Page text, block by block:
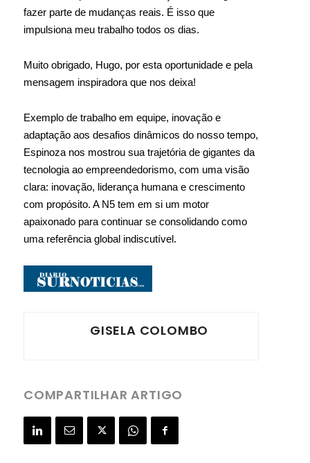
fazer parte de mudanças reais. É isso que
impulsiona meu trabalho todos os dias.
Muito obrigado, Hugo, por esta oportunidade e pela
mensagem inspiradora que nos deixa!
Exemplo de trabalho em equipe, inovação e
adaptação aos desafios dinâmicos do nosso tempo,
Espinoza nos mostrou sua trajetória de gigantes da
tecnologia ao empreendedorismo, com uma visão
clara: inovação, liderança humana e crescimento
com propósito. A N5 tem em si um motor
apaixonado para continuar se consolidando como
uma referência global indiscutível.
GISELA COLOMBO
COMPARTILHAR ARTIGO